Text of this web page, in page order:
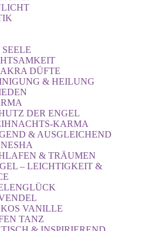
DÜFTE
& HEILUNG
DER ENGEL
KARMA
& AUSGLEICHEND
& TRÄUMEN
– LEICHTIGKEIT &
VANILLE
TANZ